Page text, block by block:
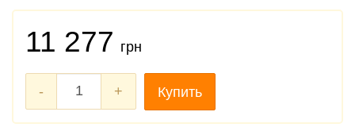
11 277 грн
- + Купить